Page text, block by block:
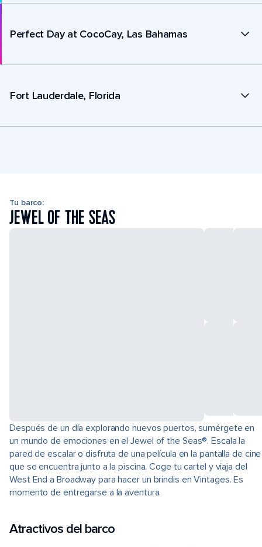
Perfect Day at CocoCay, Las Bahamas
Fort Lauderdale, Florida
Tu barco:
JEWEL OF THE SEAS
Después de un día explorando nuevos puertos, sumérgete en
un mundo de emociones en el Jewel of the Seas®. Escala la
pared de escalar o disfruta de una película en la pantalla de cine
que se encuentra junto a la piscina. Coge tu cartel y viaja del
West End a Broadway para hacer un brindis en Vintages. Es
momento de entregarse a la aventura.
Atractivos del barco